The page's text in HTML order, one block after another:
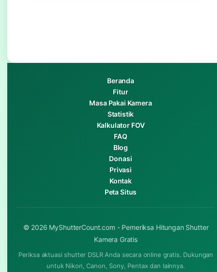
Beranda
Fitur
Masa Pakai Kamera
Statistik
Kalkulator FOV
FAQ
Blog
Donasi
Privasi
Kontak
Peta Situs
© 2026 MyShutterCount.com - Pemeriksa Hitungan Shutter
Kamera Gratis
Periksa aktuasi shutter DSLR Anda secara online gratis. Dukungan
untuk Nikon, Canon, Sony, Pentax dan lainnya.